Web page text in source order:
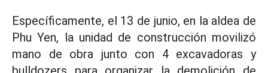
Específicamente, el 13 de junio, en la aldea de
Phu Yen, la unidad de construcción movilizó
mano de obra junto con 4 excavadoras y